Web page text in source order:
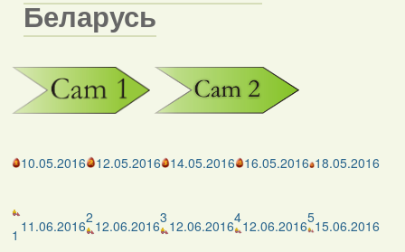
Беларусь
10.05.2016 12.05.2016 14.05.2016 16.05.2016 18.05.2016
1 11.06.20162 12.06.20163 12.06.2016412.06.2016515.06.2016